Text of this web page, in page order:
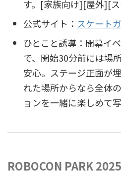
す。[家族向け][屋外][
公式サイト： スケート
ひとこと誘導：開幕イ
で、開始30分前には場
安心。ステージ正面が
れた場所からなら全体
ョンを一緒に楽しめて
ROBOCON PARK 2025